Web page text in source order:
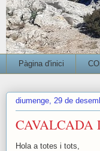
Pàgina d'inici
diumenge, 29 de
CAVALCADA
Hola a totes i tots,